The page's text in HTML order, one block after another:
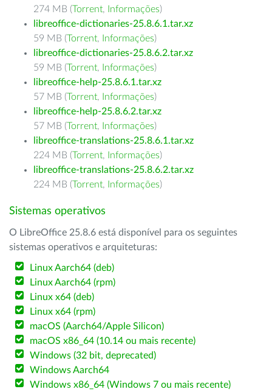
274 MB (Torrent, Informações)
libreoffice-dictionaries-25.8.6.1.tar.xz
59 MB (Torrent, Informações)
libreoffice-dictionaries-25.8.6.2.tar.xz
59 MB (Torrent, Informações)
libreoffice-help-25.8.6.1.tar.xz
57 MB (Torrent, Informações)
libreoffice-help-25.8.6.2.tar.xz
57 MB (Torrent, Informações)
libreoffice-translations-25.8.6.1.tar.xz
224 MB (Torrent, Informações)
libreoffice-translations-25.8.6.2.tar.xz
224 MB (Torrent, Informações)
Sistemas operativos
O LibreOffice 25.8.6 está disponível para os seguintes
sistemas operativos e arquiteturas:
Linux Aarch64 (deb)
Linux Aarch64 (rpm)
Linux x64 (deb)
Linux x64 (rpm)
macOS (Aarch64/Apple Silicon)
macOS x86_64 (10.14 ou mais recente)
Windows (32 bit, deprecated)
Windows Aarch64
Windows x86_64 (Windows 7 ou mais recente)